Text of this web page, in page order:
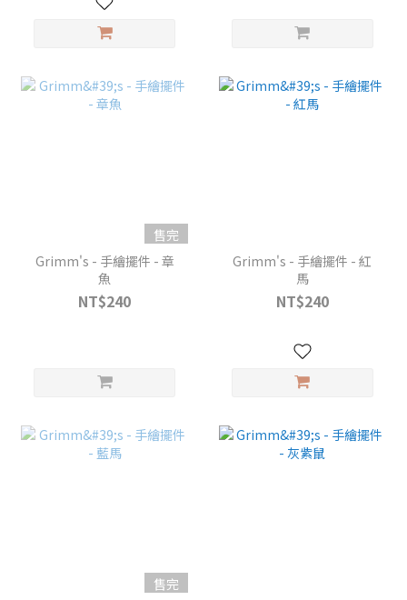
售完
Grimm's - 手繪擺件 - 章
魚
NT$240
Grimm's - 手繪擺件 - 紅
馬
NT$240
售完